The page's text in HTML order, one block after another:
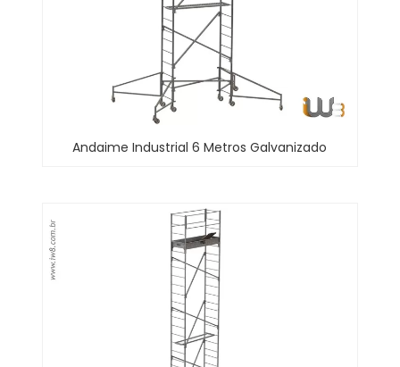
Andaime Industrial 6 Metros Galvanizado